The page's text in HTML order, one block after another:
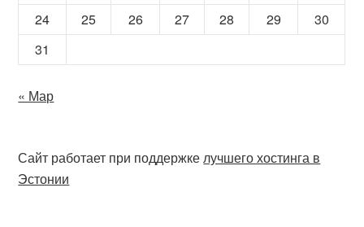
24
25 26 27 28 29
30
31
« Мар
Сайт работает при поддержкелучшего хостинга в
Эстонии